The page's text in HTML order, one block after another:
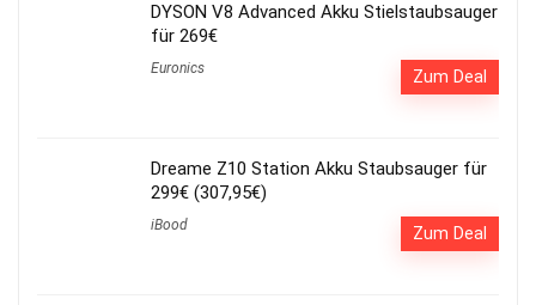
DYSON V8 Advanced Akku Stielstaubsauger
für 269€
Euronics Zum Deal
Dreame Z10 Station Akku Staubsauger für
299€ (307,95€)
iBood Zum Deal